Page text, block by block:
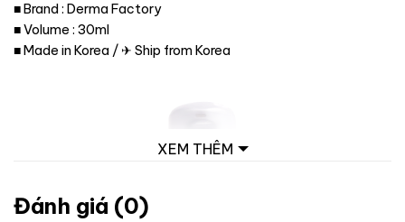
■ Brand : Derma Factory
■ Volume : 30ml
■ Made in Korea / ✈ Ship from Korea
XEM THÊM
Đánh giá (0)